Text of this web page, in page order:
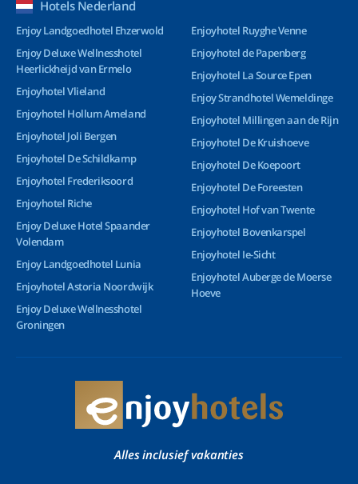
Hotels Nederland
Enjoy Landgoedhotel Ehzerwold
Enjoy Deluxe Wellnesshotel
Heerlickheijd van Ermelo
Enjoyhotel Vlieland
Enjoyhotel Hollum Ameland
Enjoyhotel Joli Bergen
Enjoyhotel De Schildkamp
Enjoyhotel Frederiksoord
Enjoyhotel Riche
Enjoy Deluxe Hotel Spaander
Volendam
Enjoy Landgoedhotel Lunia
Enjoyhotel Astoria Noordwijk
Enjoy Deluxe Wellnesshotel
Groningen
Enjoyhotel Ruyghe Venne
Enjoyhotel de Papenberg
Enjoyhotel La Source Epen
Enjoy Strandhotel Wemeldinge
Enjoyhotel Millingen aan de Rijn
Enjoyhotel De Kruishoeve
Enjoyhotel De Koepoort
Enjoyhotel De Foreesten
Enjoyhotel Hof van Twente
Enjoyhotel Bovenkarspel
Enjoyhotel Ie-Sicht
Enjoyhotel Auberge de Moerse
Hoeve
Alles inclusief vakanties